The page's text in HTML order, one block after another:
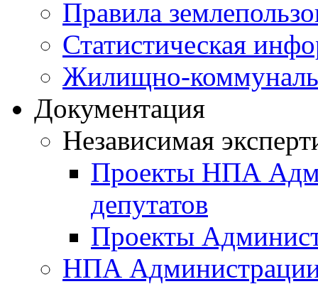
Правила
Статистическая
Жилищно-
Документация
Независимая
Проекты НПА
депутатов
Проекты
НПА